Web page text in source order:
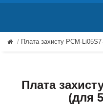
Плата захисту PCM-
Плата
(для